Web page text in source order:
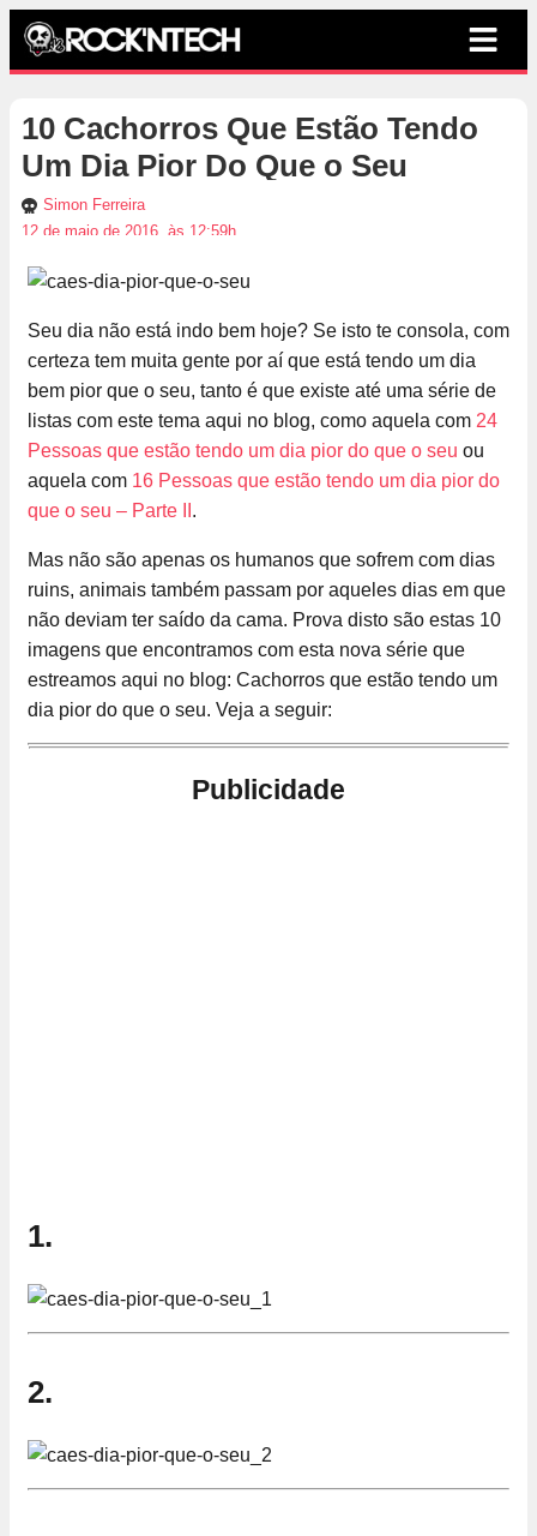
10 Cachorros Que Estão Tendo
Um Dia Pior Do Que o Seu
Simon Ferreira
12 de maio de 2016, às 12:59h
Seu dia não está indo bem hoje? Se isto te consola, com
certeza tem muita gente por aí que está tendo um dia
bem pior que o seu, tanto é que existe até uma série de
listas com este tema aqui no blog, como aquela com 24
Pessoas que estão tendo um dia pior do que o seu ou
aquela com 16 Pessoas que estão tendo um dia pior do
que o seu – Parte II .
Mas não são apenas os humanos que sofrem com dias
ruins, animais também passam por aqueles dias em que
não deviam ter saído da cama. Prova disto são estas 10
imagens que encontramos com esta nova série que
estreamos aqui no blog: Cachorros que estão tendo um
dia pior do que o seu. Veja a seguir:
Publicidade
1.
2.